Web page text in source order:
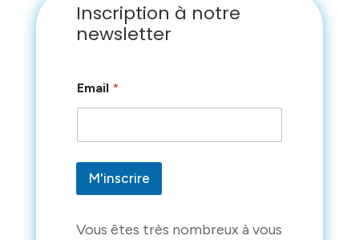
Inscription à notre
newsletter
E
m
i
E
a
l
Email *
M'inscrire
Vous êtes très nombreux à vous